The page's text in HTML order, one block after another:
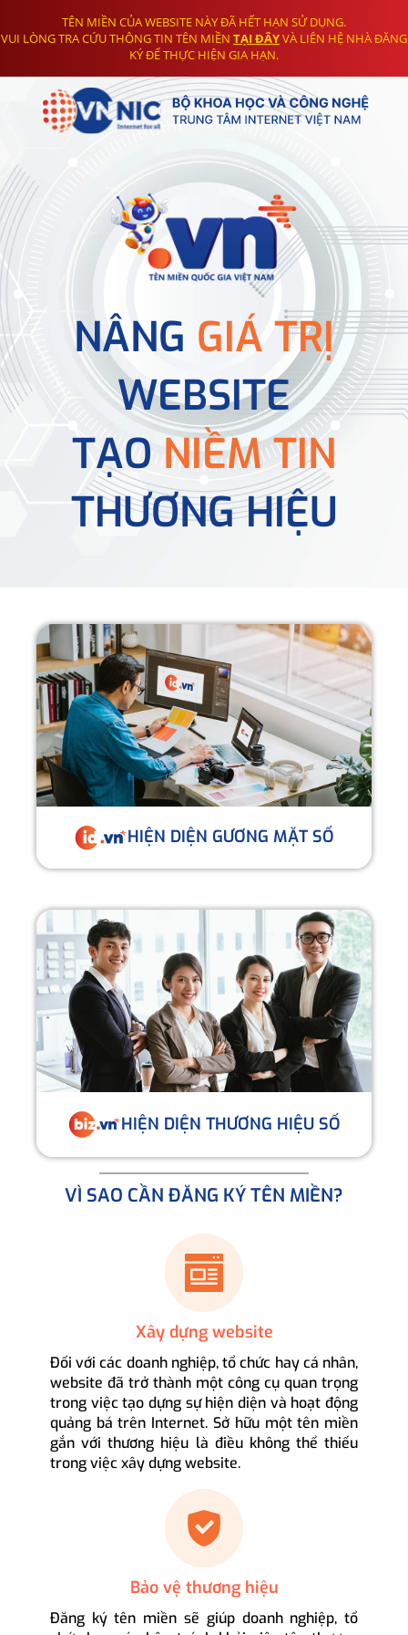
TÊN MIỀN CỦA WEBSITE NÀY ĐÃ HẾT HẠN SỬ DỤNG.
VUI LÒNG TRA CỨU THÔNG TIN TÊN MIỀN TẠI ĐÂYVÀ LIÊN HỆ NHÀ ĐĂNG
KÝ ĐỂ THỰC HIỆN GIA HẠN.
NÂNG GIÁ TRỊ
WEBSITE
TẠONIỀM TIN
THƯƠNG HIỆU
HIỆN DIỆN GƯƠNG MẶT SỐ
HIỆN DIỆN THƯƠNG HIỆU SỐ
VÌ SAO CẦN ĐĂNG KÝ TÊN MIỀN?
Xây dựng website
Đối với các doanh nghiệp, tổ chức hay cá nhân,
website đã trở thành một công cụ quan trọng
trong việc tạo dựng sự hiện diện và hoạt động
quảng bá trên Internet. Sở hữu một tên miền
gắn với thương hiệu là điều không thể thiếu
trong việc xây dựng website.
Bảo vệ thương hiệu
Đăng ký tên miền sẽ giúp doanh nghiệp, tổ